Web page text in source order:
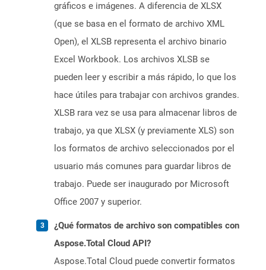
gráficos e imágenes. A diferencia de XLSX
(que se basa en el formato de archivo XML
Open), el XLSB representa el archivo binario
Excel Workbook. Los archivos XLSB se
pueden leer y escribir a más rápido, lo que los
hace útiles para trabajar con archivos grandes.
XLSB rara vez se usa para almacenar libros de
trabajo, ya que XLSX (y previamente XLS) son
los formatos de archivo seleccionados por el
usuario más comunes para guardar libros de
trabajo. Puede ser inaugurado por Microsoft
Office 2007 y superior.
¿Qué formatos de archivo son compatibles con
Aspose.Total Cloud API?
Aspose.Total Cloud puede convertir formatos